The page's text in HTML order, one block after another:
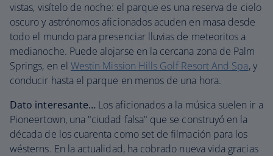
vistas, visítelo de noche: el parque es una reserva de cielo
oscuro y astrónomos aficionados acuden en masa desde
todo el mundo para presenciar lluvias de meteoritos a
medianoche. Puede alojarse en la cercana zona de Palm
Springs, en el Westin Mission Hills Golf Resort And Spa, y
conducir hasta el parque en menos de una hora.
Dato interesante… Los aficionados a la música suelen ir a
Pioneertown, una "ciudad falsa" que se construyó en la
década de los cuarenta como set de filmación para los
wésterns. En la actualidad, ha cobrado nueva vida gracias